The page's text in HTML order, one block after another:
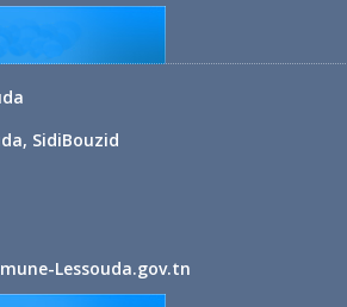
SidiBouzid
Lessouda.gov.tn